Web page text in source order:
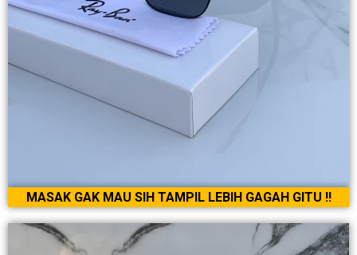
MASAK GAK MAU SIH TAMPIL LEBIH GAGAH GITU !!